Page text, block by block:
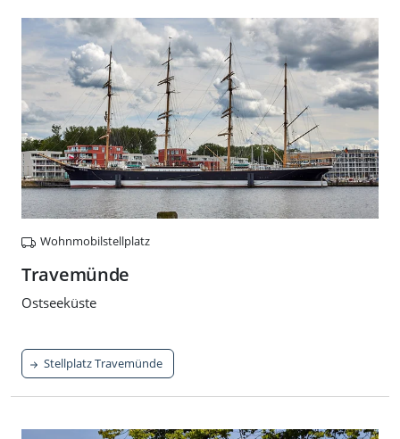
Wohnmobilstellplatz
Travemünde
Ostseeküste
Stellplatz Travemünde